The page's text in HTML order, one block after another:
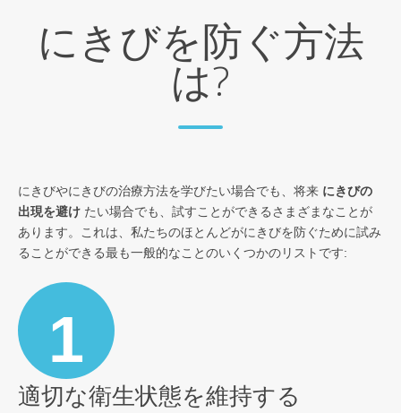
にきびを防ぐ方法
は?
にきびやにきびの治療方法を学びたい場合でも、将来 にきびの
出現を避け たい場合でも、試すことができるさまざまなことが
あります。これは、私たちのほとんどがにきびを防ぐために試み
ることができる最も一般的なことのいくつかのリストです:
1
適切な衛生状態を維持する